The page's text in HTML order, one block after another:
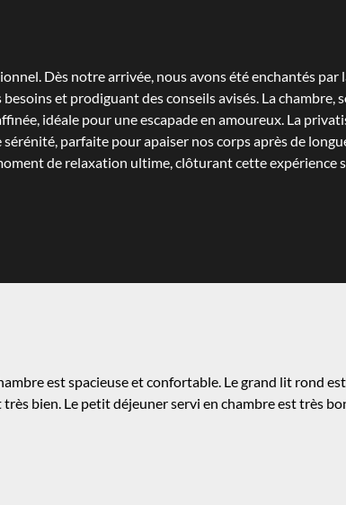
Dès notre arrivée, nous avons été enchantés par
et prodiguant des conseils avisés. La chambre,
idéale pour une escapade en amoureux. La
parfaite pour apaiser nos corps après de
de relaxation ultime, clôturant cette expérience
est spacieuse et confortable. Le grand lit rond
bien. Le petit déjeuner servi en chambre est très